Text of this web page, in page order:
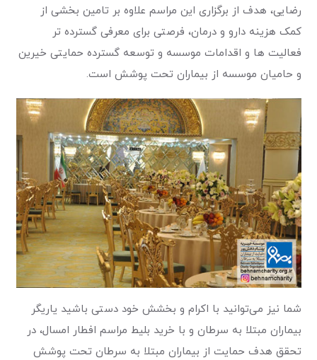
رضایی، هدف از برگزاری این مراسم علاوه بر تامین بخشی از
کمک هزینه دارو و درمان، فرصتی برای معرفی گسترده تر
فعالیت ها و اقدامات موسسه و توسعه گسترده حمایتی خیرین
و حامیان موسسه از بیماران تحت پوشش است.
شما نیز می‌توانید با اکرام و بخشش خود دستی باشید یاریگر
بیماران مبتلا به سرطان و با خرید بلیط مراسم افطار امسال، در
تحقق هدف حمایت از بیماران مبتلا به سرطان تحت پوشش